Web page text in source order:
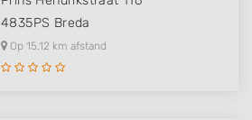
4835PS Breda
Op 15,12 km afstand